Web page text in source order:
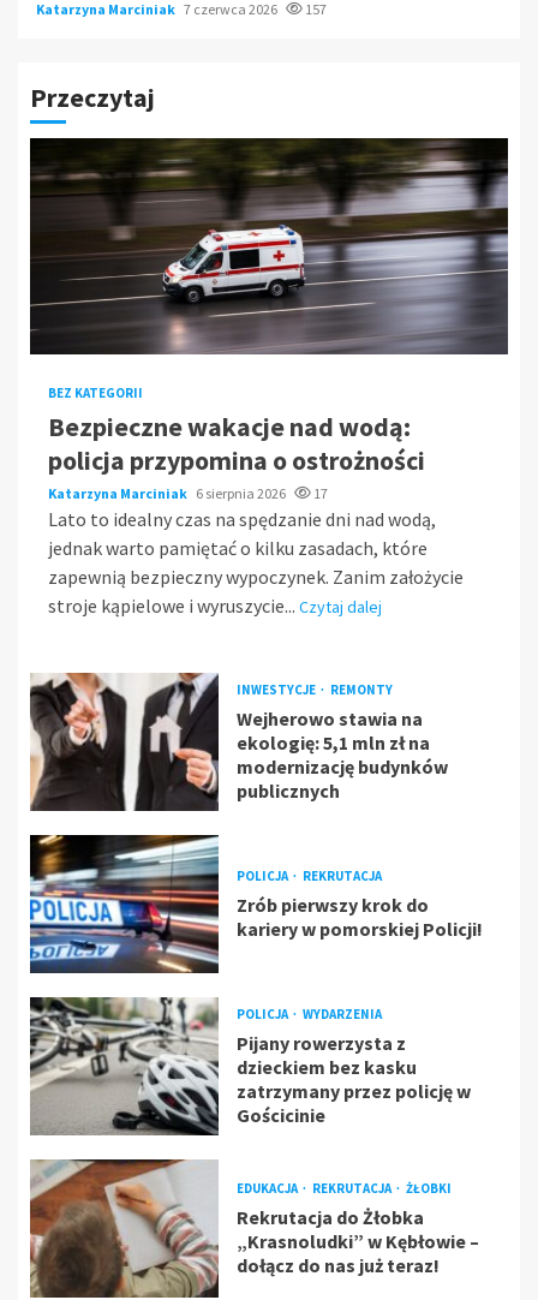
Katarzyna Marciniak 7 czerwca 2026 157
Przeczytaj
BEZ KATEGORII
Bezpieczne wakacje nad wodą:
policja przypomina o ostrożności
Katarzyna Marciniak 6 sierpnia 2026 17
Lato to idealny czas na spędzanie dni nad wodą,
jednak warto pamiętać o kilku zasadach, które
zapewnią bezpieczny wypoczynek. Zanim założycie
stroje kąpielowe i wyruszycie... Czytaj dalej
INWESTYCJE REMONTY
Wejherowo stawia na
ekologię: 5,1 mln zł na
modernizację budynków
publicznych
POLICJA REKRUTACJA
Zrób pierwszy krok do
kariery w pomorskiej Policji!
POLICJA WYDARZENIA
Pijany rowerzysta z
dzieckiem bez kasku
zatrzymany przez policję w
Gościcinie
EDUKACJA REKRUTACJA ŻŁOBKI
Rekrutacja do Żłobka
„Krasnoludki” w Kębłowie –
dołącz do nas już teraz!